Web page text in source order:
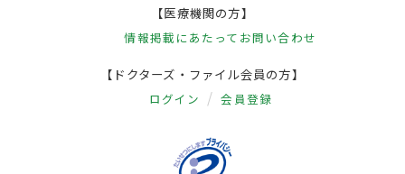
【医療機関の方】
情報掲載にあたって お問い合わせ
【ドクターズ・ファイル会員の方】
ログイン 会員登録